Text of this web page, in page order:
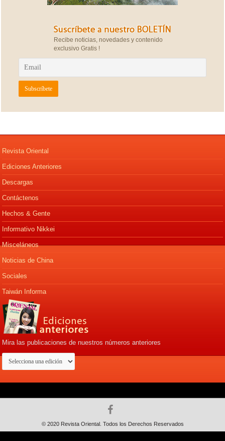
Recibe noticias, novedades y contenido
exclusivo Gratis !
Revista Oriental
Ediciones Anteriores
Descargas
Contáctenos
Hechos & Gente
Informativo Nikkei
Misceláneos
Noticias de China
Sociales
Taiwán Informa
Mira las publicaciones de nuestros números anteriores
© 2020 Revista Oriental. Todos los Derechos Reservados